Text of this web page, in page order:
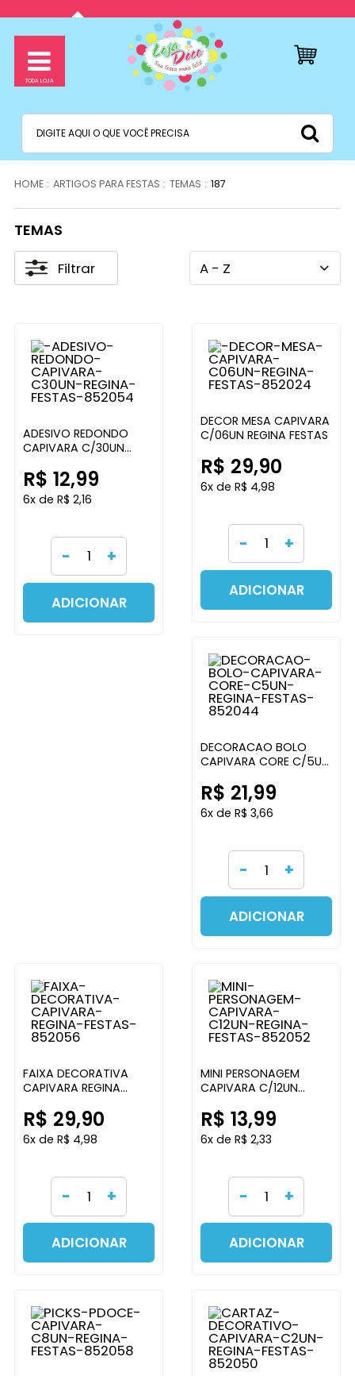
ARTIGOS PARA FESTAS TEMAS 187
TEMAS
Filtrar A - Z
ADESIVO REDONDO
CAPIVARA C/30UN
R$ 12,99
6x de R$ 2,16
- +
ADICIONAR
DECOR MESA CAPIVARA
C/06UN REGINA FESTAS
R$ 29,90
6x de R$ 4,98
- +
ADICIONAR
DECORACAO BOLO
CAPIVARA CORE C/5UN
R$ 21,99
6x de R$ 3,66
- +
ADICIONAR
FAIXA DECORATIVA
CAPIVARA REGINA
R$ 29,90
6x de R$ 4,98
- +
ADICIONAR
MINI PERSONAGEM
CAPIVARA C/12UN
R$ 13,99
6x de R$ 2,33
- +
ADICIONAR